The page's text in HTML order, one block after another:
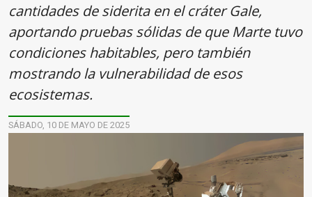
cantidades de siderita en el cráter Gale,
aportando pruebas sólidas de que Marte tuvo
condiciones habitables, pero también
mostrando la vulnerabilidad de esos
ecosistemas.
SÁBADO, 10 DE MAYO DE 2025